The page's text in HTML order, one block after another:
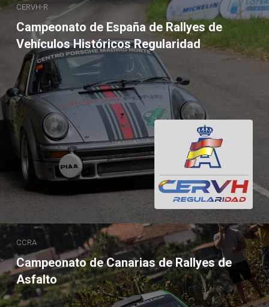
CERVH-R
Campeonato de España de Rallyes de
Vehículos Históricos Regularidad
CCRA
Campeonato de Canarias de Rallyes de
Asfalto